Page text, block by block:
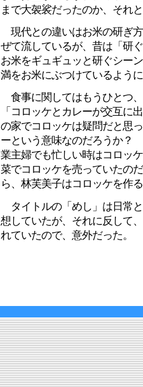
まで大袈裟だったのか、それ
現代との違いはお米の研ぎ
ぜて流しているが、昔は「研
お米をギュギュッと研ぐシー
満をお米にぶつけているよう
食事に関してはもうひとつ
「コロッケとカレーが交互
の家でコロッケは疑問だと思
ーという意味なのだろうか？
業主婦でも忙しい時はコロッ
菜でコロッケを売っていたの
ら、林芙美子はコロッケを作
タイトルの「めし」は日常
想していたが、それに反して
れていたので、意外だった。